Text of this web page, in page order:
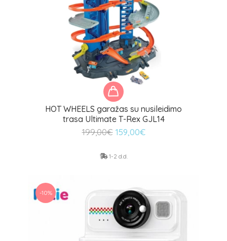
HOT WHEELS garažas su nusileidimo
trasa Ultimate T-Rex GJL14
199,00€ Original
was:
159,00€Current
1-2 d.d.
-10%